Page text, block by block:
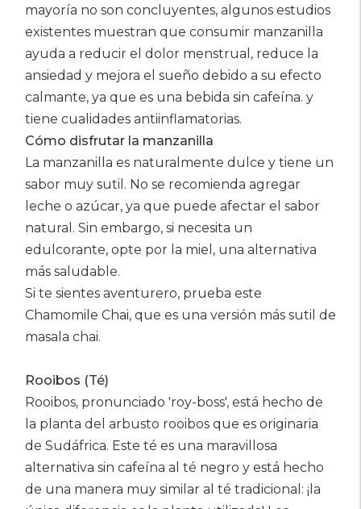
mayoría no son concluyentes, algunos estudios
existentes muestran que consumir manzanilla
ayuda a reducir el dolor menstrual, reduce la
ansiedad y mejora el sueño debido a su efecto
calmante, ya que es una bebida sin cafeína. y
tiene cualidades antiinflamatorias.
Cómo disfrutar la manzanilla
La manzanilla es naturalmente dulce y tiene un
sabor muy sutil. No se recomienda agregar
leche o azúcar, ya que puede afectar el sabor
natural. Sin embargo, si necesita un
edulcorante, opte por la miel, una alternativa
más saludable.
Si te sientes aventurero, prueba este
Chamomile Chai, que es una versión más sutil de
masala chai.
Rooibos (Té)
Rooibos, pronunciado 'roy-boss', está hecho de
la planta del arbusto rooibos que es originaria
de Sudáfrica. Este té es una maravillosa
alternativa sin cafeína al té negro y está hecho
de una manera muy similar al té tradicional: ¡la